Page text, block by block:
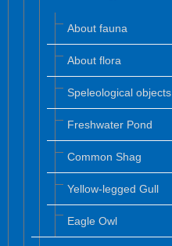
About fauna
About flora
Speleological objects
Freshwater Pond
Common Shag
Yellow-legged Gull
Eagle Owl